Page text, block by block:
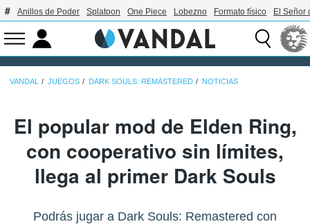
Anillos de Poder Splatoon One Piece Lobezno Formato físico El Señor
VANDAL JUEGOS DARK SOULS: REMASTERED NOTICIAS
El popular mod de Elden Ring,
con cooperativo sin límites,
llega al primer Dark Souls
Podrás jugar a Dark Souls: Remastered con